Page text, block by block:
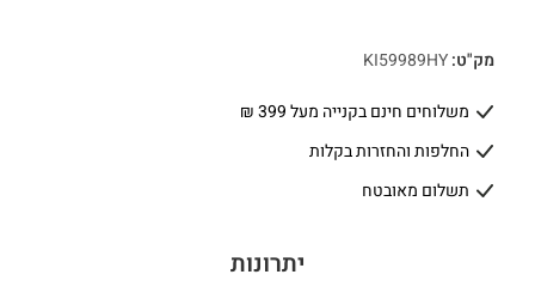
מק"ט:KI59989HY
משלוחים חינם בקנייה מעל 399 ₪
החלפות והחזרות בקלות
תשלום מאובטח
יתרונות